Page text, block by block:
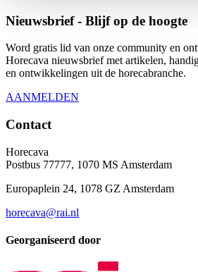
Nieuwsbrief - Blijf op de hoogte
Word gratis lid van onze community en
Horecava nieuwsbrief met artikelen,
en ontwikkelingen uit de horecabranche.
AANMELDEN
Contact
Horecava
Postbus 77777, 1070 MS Amsterdam
Europaplein 24, 1078 GZ Amsterdam
horecava@rai.nl
Georganiseerd door